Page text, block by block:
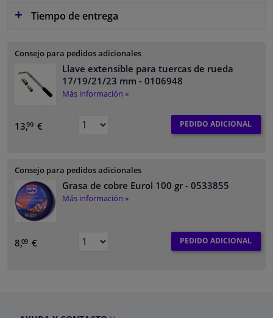
Tiempo de entrega
Consejo para pedidos adicionales
Llave extensible para tuercas de rueda
17/19/21/23 mm - 0106948
Más información »
13,99 € PEDIDO ADICIONAL
Consejo para pedidos adicionales
Grasa de cobre Eurol 100 gr - 0533855
Más información »
8,09 € PEDIDO ADICIONAL